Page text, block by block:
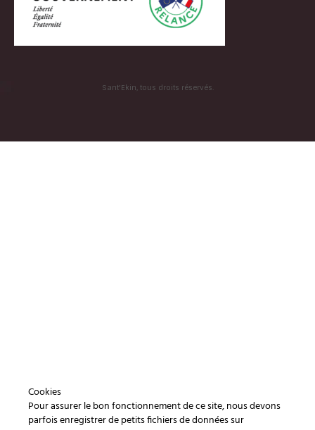
Sant'Ekin, tous droits réservés.
Cookies
Pour assurer le bon fonctionnement de ce site, nous devons
parfois enregistrer de petits fichiers de données sur